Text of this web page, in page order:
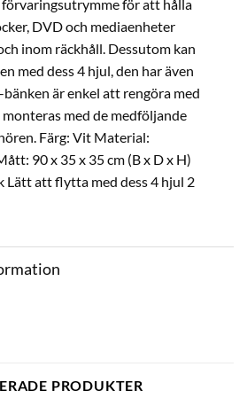
för att hålla
DVD och mediaenheter
inom räckhåll. Dessutom kan
med dess 4 hjul, den har även
bänken är enkel att rengöra med
med de medföljande
Färg: Vit Material:
90 x 35 x 35 cm (B x D x H)
Lätt att flytta med dess 4 hjul 2
PRODUKTER